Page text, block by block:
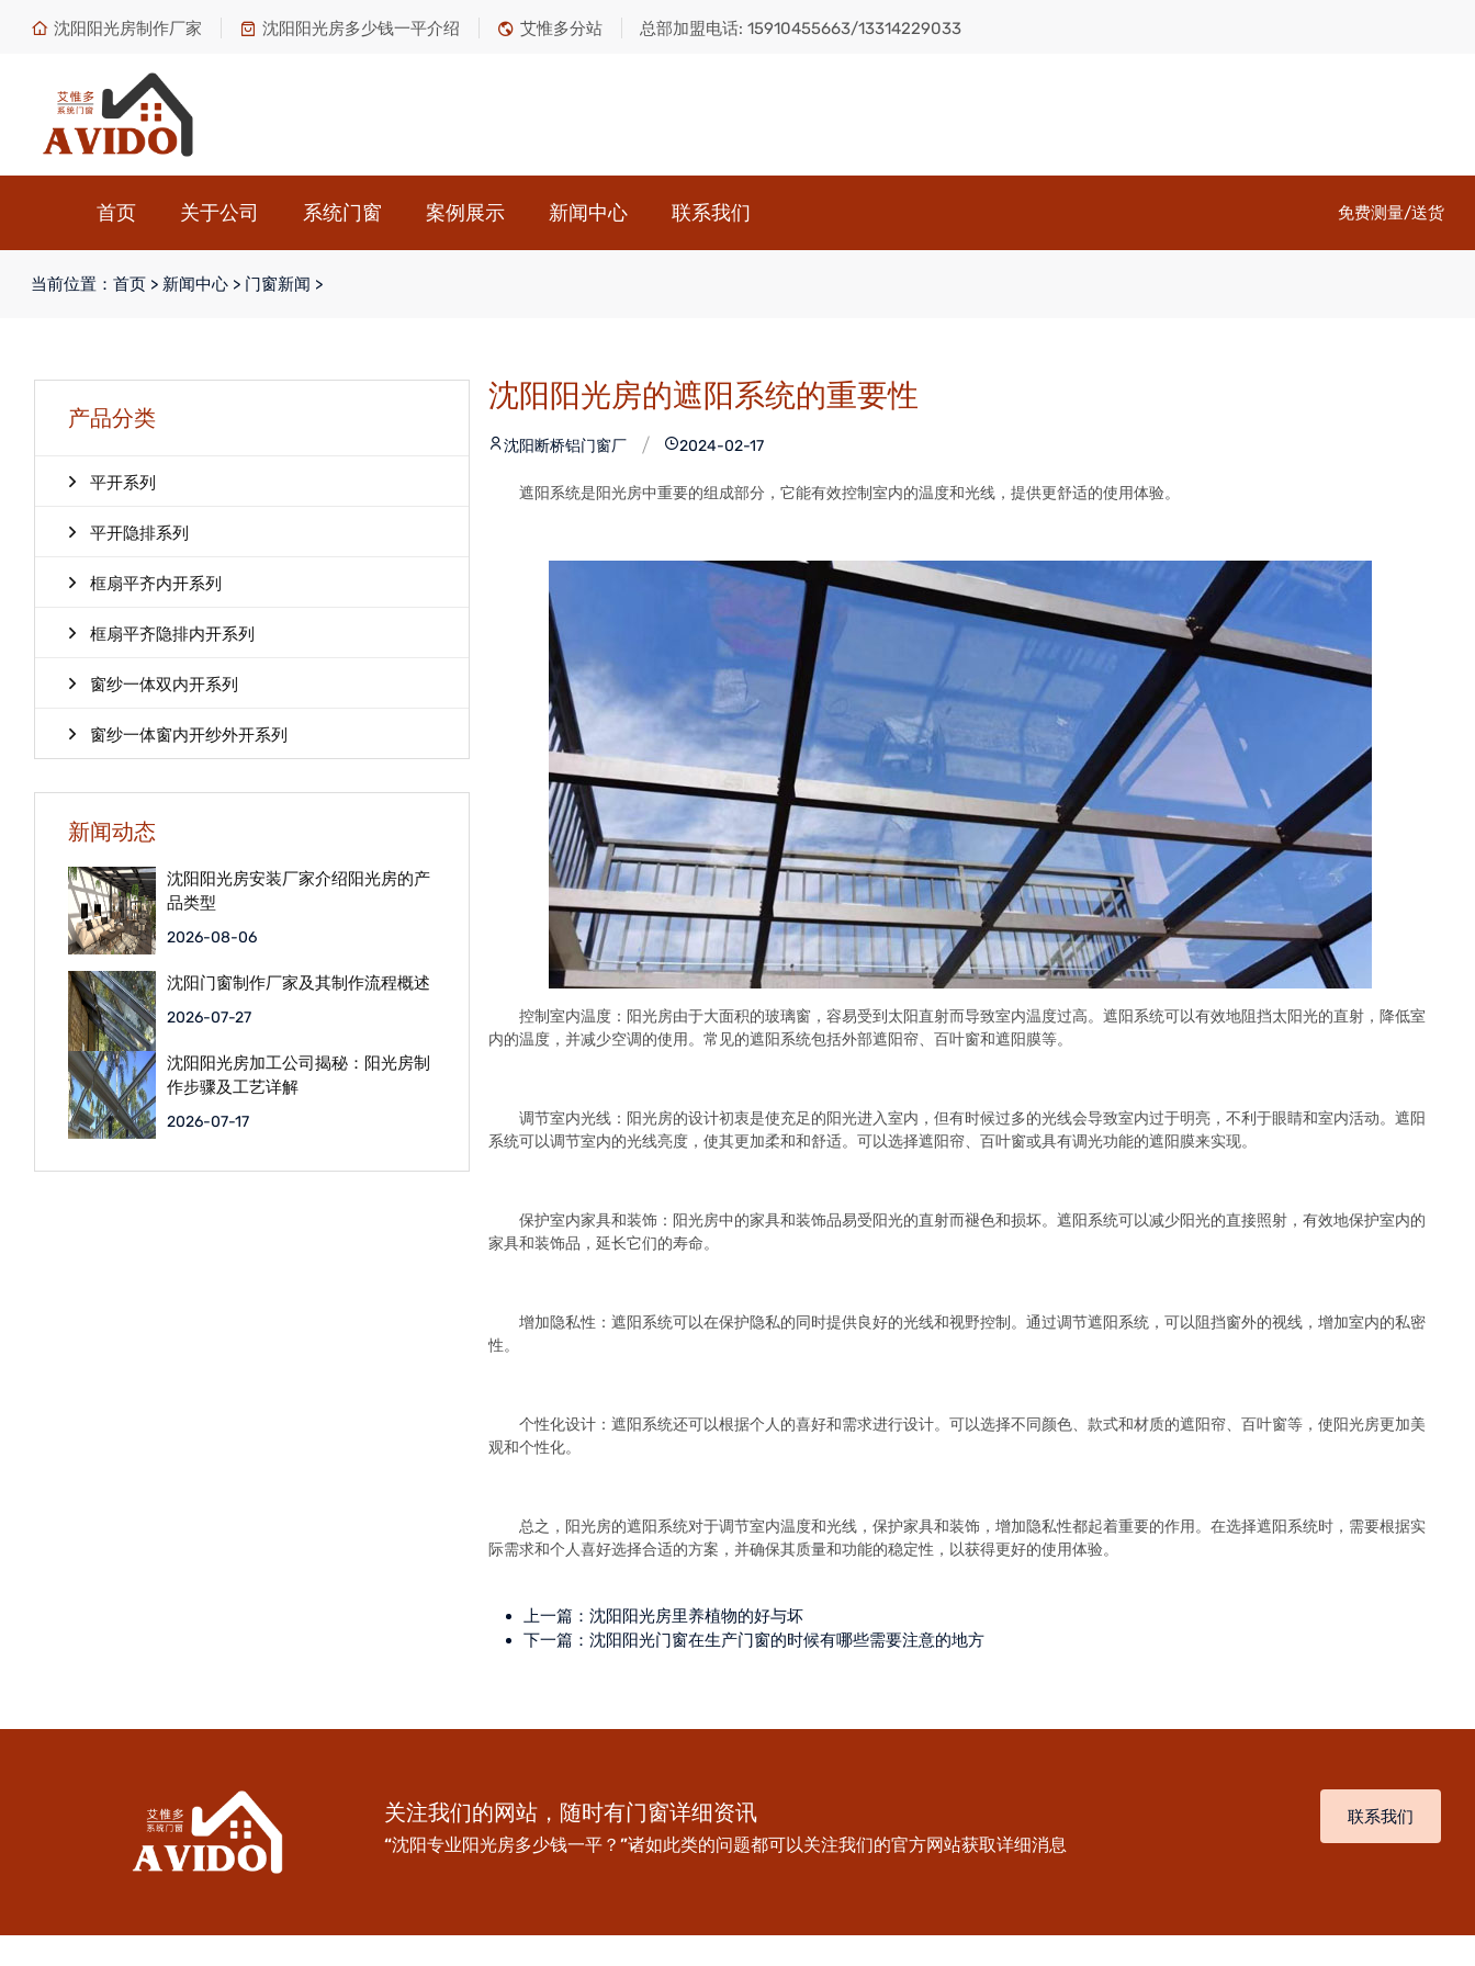
沈阳阳光房制作厂家 沈阳阳光房多少钱一平介绍 艾惟多分站 总部加盟电话: 15910455663/13314229033
首页 关于公司 系统门窗 案例展示 新闻中心 联系我们 免费测量/送货
当前位置： 首页 > 新闻中心 > 门窗新闻 >
产品分类
平开系列
平开隐排系列
框扇平齐内开系列
框扇平齐隐排内开系列
窗纱一体双内开系列
窗纱一体窗内开纱外开系列
新闻动态
沈阳阳光房安装厂家介绍阳光房的产
品类型
2026-08-06
沈阳门窗制作厂家及其制作流程概述
2026-07-27
沈阳阳光房加工公司揭秘：阳光房制
作步骤及工艺详解
2026-07-17
沈阳阳光房的遮阳系统的重要性
沈阳断桥铝门窗厂 2024-02-17
遮阳系统是阳光房中重要的组成部分，它能有效控制室内的温度和光线，提供更舒适的使用体验。
控制室内温度：阳光房由于大面积的玻璃窗，容易受到太阳直射而导致室内温度过高。遮阳系统可以有效地阻挡太阳光的直射，降低室
内的温度，并减少空调的使用。常见的遮阳系统包括外部遮阳帘、百叶窗和遮阳膜等。
调节室内光线：阳光房的设计初衷是使充足的阳光进入室内，但有时候过多的光线会导致室内过于明亮，不利于眼睛和室内活动。遮阳
系统可以调节室内的光线亮度，使其更加柔和和舒适。可以选择遮阳帘、百叶窗或具有调光功能的遮阳膜来实现。
保护室内家具和装饰：阳光房中的家具和装饰品易受阳光的直射而褪色和损坏。遮阳系统可以减少阳光的直接照射，有效地保护室内的
家具和装饰品，延长它们的寿命。
增加隐私性：遮阳系统可以在保护隐私的同时提供良好的光线和视野控制。通过调节遮阳系统，可以阻挡窗外的视线，增加室内的私密
性。
个性化设计：遮阳系统还可以根据个人的喜好和需求进行设计。可以选择不同颜色、款式和材质的遮阳帘、百叶窗等，使阳光房更加美
观和个性化。
总之，阳光房的遮阳系统对于调节室内温度和光线，保护家具和装饰，增加隐私性都起着重要的作用。在选择遮阳系统时，需要根据实
际需求和个人喜好选择合适的方案，并确保其质量和功能的稳定性，以获得更好的使用体验。
上一篇：沈阳阳光房里养植物的好与坏
下一篇：沈阳阳光门窗在生产门窗的时候有哪些需要注意的地方
关注我们的网站，随时有门窗详细资讯
“沈阳专业阳光房多少钱一平？”诸如此类的问题都可以关注我们的官方网站获取详细消息
联系我们